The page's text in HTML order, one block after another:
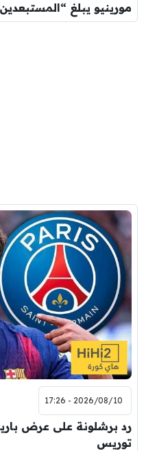
مورينيو يبلغ
2026/08/10 - 17:26
رد برشلونة على عرض
توريس